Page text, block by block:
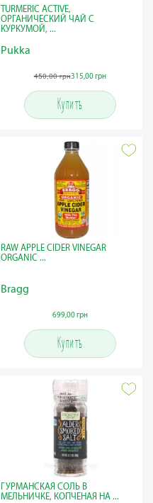
TURMERIC ACTIVE,
ОРГАНИЧЕСКИЙ ЧАЙ С
КУРКУМОЙ, ...
Pukka
450,00 грн315,00 грн
Купить
RAW APPLE CIDER VINEGAR
ORGANIC ...
Bragg
699,00 грн
Купить
ГУРМАНСКАЯ СОЛЬ В
МЕЛЬНИЧКЕ, КОПЧЕНАЯ НА ...